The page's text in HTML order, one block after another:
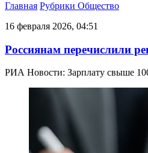
Главная Рубрики Общество
16 февраля 2026, 04:51
Россиянам перечислили
РИА Новости: Зарплату свыше